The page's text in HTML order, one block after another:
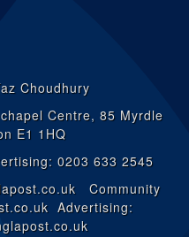
Choudhury
Centre, 85 Myrdle
E1 1HQ
0203 633 2545
Community
Advertising: